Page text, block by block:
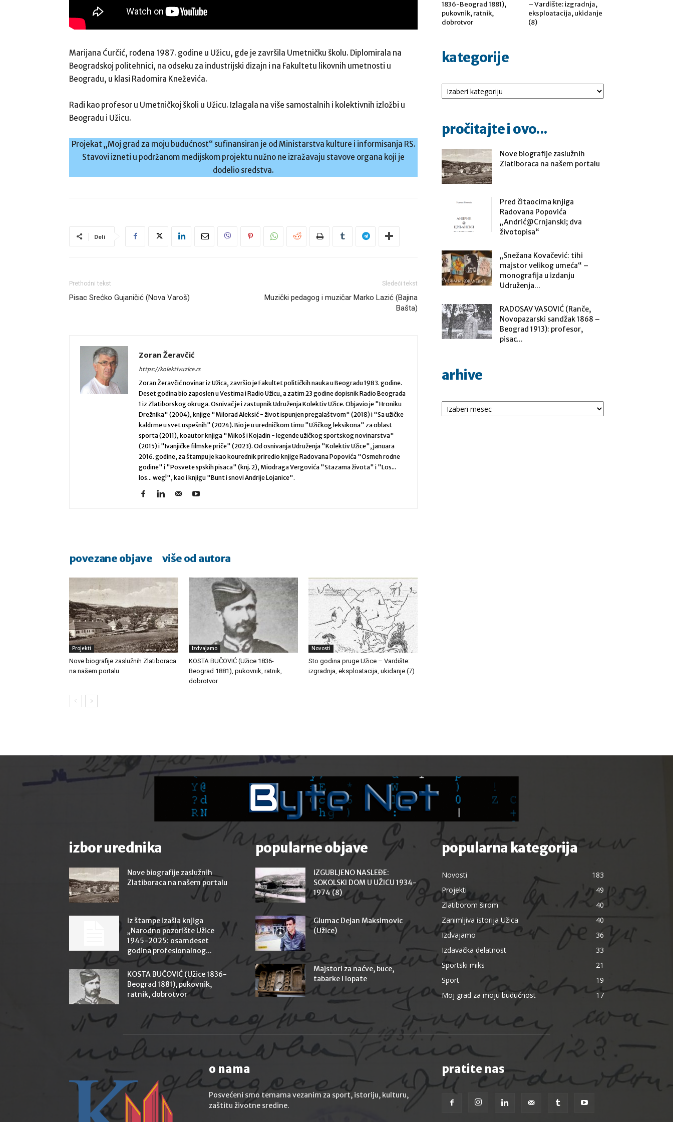
Marijana Ćurčić, rođena 1987. godine u Užicu, gde je završila Umetničku školu. Diplomirala na
Beogradskoj politehnici, na odseku za industrijski dizajn i na Fakultetu likovnih umetnosti u
Beogradu, u klasi Radomira Kneževića.
Radi kao profesor u Umetničkoj školi u Užicu. Izlagala na više samostalnih i kolektivnih izložbi u
Beogradu i Užicu.
Projekat „Moj grad za moju budućnost“ sufinansiran je od Ministarstva kulture i informisanja RS.
Stavovi izneti u podržanom medijskom projektu nužno ne izražavaju stavove organa koji je
dodelio sredstva.
Deli
Prethodni tekst
Pisac Srećko Gujaničić (Nova Varoš)
Sledeći tekst
Muzički pedagog i muzičar Marko Lazić (Bajina
Bašta)
Zoran Žeravčić
https://kolektivuzice.rs
Zoran Žeravčić novinar iz Užica, završio je Fakultet političkih nauka u Beogradu 1983. godine.
Deset godina bio zaposlen u Vestima i Radio Užicu, a zatim 23 godine dopisnik Radio Beograda
1 iz Zlatiborskog okruga. Osnivač je i zastupnik Udruženja Kolektiv Užice. Objavio je "Hroniku
Drežnika" (2004), knjige "Milorad Aleksić - život ispunjen pregalaštvom" (2018) i "Sa užičke
kaldrme u svet uspešnih" (2024). Bio je u uredničkom timu "Užičkog leksikona" za oblast
sporta (2011), koautor knjiga "Mikoš i Kojadin - legende užičkog sportskog novinarstva"
(2015) i "Ivanjičke filmske priče" (2023). Od osnivanja Udruženja "Kolektiv Užice", januara
2016. godine, za štampu je kao kourednik priredio knjige Radovana Popovića "Osmeh rodne
godine" i "Posvete spskih pisaca" (knj. 2), Miodraga Vergovića "Stazama života" i "Los...
los... weg!", kao i knjigu "Bunt i snovi Andrije Lojanice".
povezane objave više od autora
Projekti
Nove biografije zaslužnih Zlatiboraca
na našem portalu
Izdvajamo
KOSTA BUČOVIĆ (Užice 1836-
Beograd 1881), pukovnik, ratnik,
dobrotvor
Novosti
Sto godina pruge Užice – Vardište:
izgradnja, eksploatacija, ukidanje (7)
1836-Beograd 1881),
pukovnik, ratnik,
dobrotvor
– Vardište: izgradnja,
eksploatacija, ukidanje
(8)
kategorije
Kategorije
pročitajte i ovo...
Nove biografije zaslužnih
Zlatiboraca na našem portalu
Pred čitaocima knjiga
Radovana Popovića
„Andrić@Crnjanski; dva
životopisa“
„Snežana Kovačević: tihi
majstor velikog umeća“ –
monografija u izdanju
Udruženja...
RADOSAV VASOVIĆ (Ranče,
Novopazarski sandžak 1868 –
Beograd 1913): profesor,
pisac...
arhive
Arhive
izbor urednika
Nove biografije zaslužnih
Zlatiboraca na našem portalu
Iz štampe izašla knjiga
„Narodno pozorište Užice
1945-2025: osamdeset
godina profesionalnog...
KOSTA BUČOVIĆ (Užice 1836-
Beograd 1881), pukovnik,
ratnik, dobrotvor
popularne objave
IZGUBLJENO NASLEĐE:
SOKOLSKI DOM U UŽICU 1934-
1974 (8)
Glumac Dejan Maksimovic
(Užice)
Majstori za naćve, buce,
tabarke i lopate
popularna kategorija
Novosti
183
Projekti
49
Zlatiborom širom
40
Zanimljiva istorija Užica
40
Izdvajamo
36
Izdavačka delatnost
33
Sportski miks
21
Sport
19
Moj grad za moju budućnost
17
o nama
Posvećeni smo temama vezanim za sport, istoriju, kulturu,
zaštitu životne sredine.
pratite nas